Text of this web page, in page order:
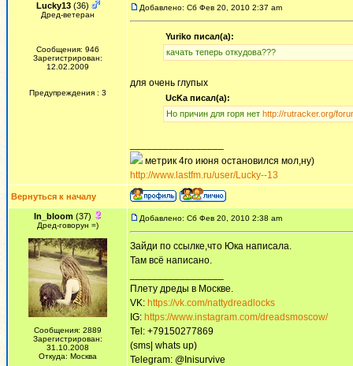
Lucky13(36)
Дред-ветеран
Сообщения: 946
Зарегистрирован:
12.02.2009
Предупреждения : 3
Добавлено: Сб Фев 20, 2010 2:37 am
Yuriko писал(а):
качать теперь откудова???
для очень глупых
UcKa писал(а):
Но причин для горя нет http://rutracker.org/
метрик 4го июня остановился мол,ну)
http://www.lastfm.ru/user/Lucky--13
Вернуться к началу
In_bloom(37)
Дред-говорун =)
Сообщения: 2889
Зарегистрирован:
31.10.2008
Откуда: Москва
Добавлено: Сб Фев 20, 2010 2:38 am
Зайди по ссылке,что Юка написала.
Там всё написано.
Плету дреды в Москве.
VK: https://vk.com/nattydreadlocks
IG: https://www.instagram.com/dreadsmoscow/
Tel: +79150277869
(sms| whats up)
Telegram: @Inisurvive